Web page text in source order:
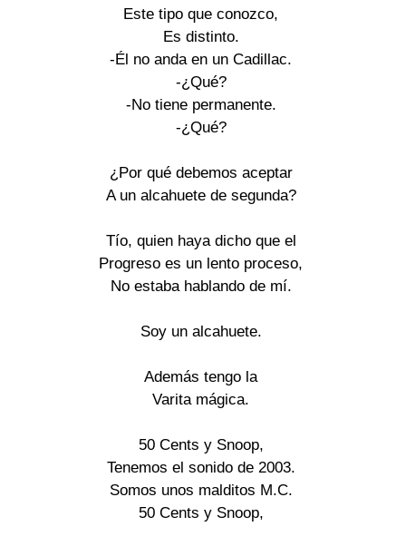
Este tipo que conozco,
Es distinto.
-Él no anda en un Cadillac.
-¿Qué?
-No tiene permanente.
-¿Qué?
¿Por qué debemos aceptar
A un alcahuete de segunda?
Tío, quien haya dicho que el
Progreso es un lento proceso,
No estaba hablando de mí.
Soy un alcahuete.
Además tengo la
Varita mágica.
50 Cents y Snoop,
Tenemos el sonido de 2003.
Somos unos malditos M.C.
50 Cents y Snoop,